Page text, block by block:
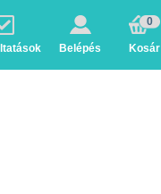
Belépés
0
Kosár